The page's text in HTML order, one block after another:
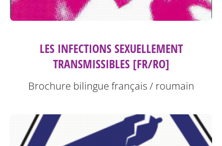
LES INFECTIONS SEXUELLEMENT
TRANSMISSIBLES [FR/RO]
Brochure bilingue français / roumain